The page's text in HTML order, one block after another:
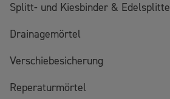
Splitt- und Kiesbinder & Edelsplitte
Drainagemörtel
Verschiebesicherung
Reperaturmörtel